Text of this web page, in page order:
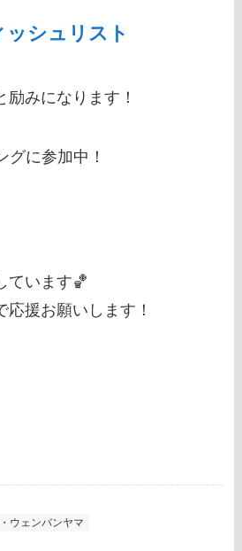
シュリスト
励みになります！
グに参加中！
ています🏀
応援お願いします！
ウェンバンヤマ